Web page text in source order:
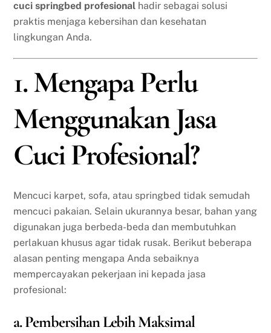
cuci springbed profesional hadir sebagai solusi
praktis menjaga kebersihan dan kesehatan
lingkungan Anda.
1. Mengapa Perlu
Menggunakan Jasa
Cuci Profesional?
Mencuci karpet, sofa, atau springbed tidak semudah
mencuci pakaian. Selain ukurannya besar, bahan yang
digunakan juga berbeda-beda dan membutuhkan
perlakuan khusus agar tidak rusak. Berikut beberapa
alasan penting mengapa Anda sebaiknya
mempercayakan pekerjaan ini kepada jasa
profesional:
a. Pembersihan Lebih Maksimal